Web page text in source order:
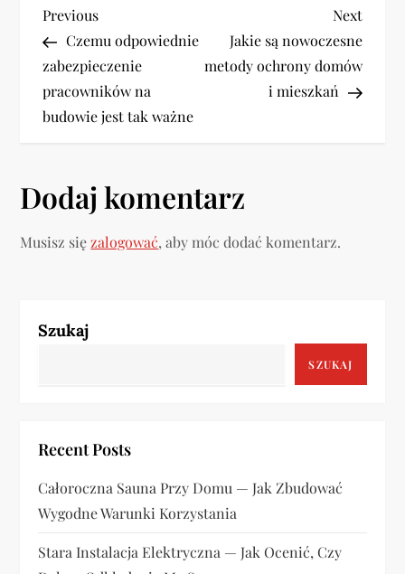
N
a
w
a
c
a
i
s
u
Previous
Post
Previous
Czemu odpowiednie
zabezpieczenie
pracowników na
budowie jest tak ważne
Next
Post
Next
Jakie są nowoczesne
metody ochrony domów
i mieszkań
Dodaj komentarz
Musisz sięzalogować, aby móc dodać komentarz.
Szukaj
SZUKAJ
Recent Posts
Całoroczna Sauna Przy Domu — Jak Zbudować
Wygodne Warunki Korzystania
Stara Instalacja Elektryczna — Jak Ocenić, Czy